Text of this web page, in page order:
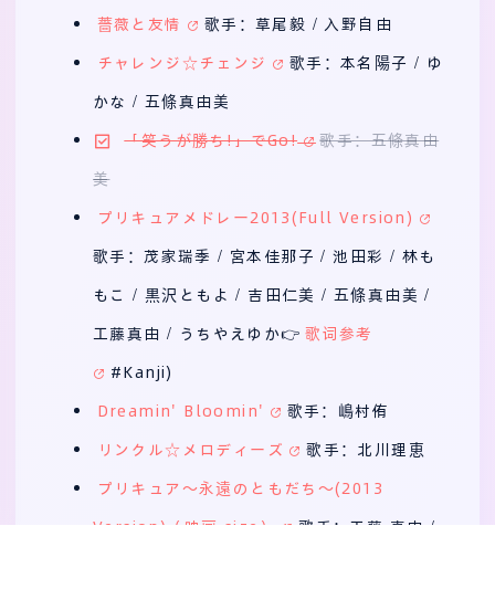
薔薇と友情
歌手：草尾毅 / 入野自由
チャレンジ☆チェンジ
歌手：本名陽子 / ゆ
かな / 五條真由美
「笑うが勝ち!」でGo!
歌手：五條真由
美
プリキュアメドレー2013(Full Version)
歌手：茂家瑞季 / 宮本佳那子 / 池田彩 / 林も
もこ / 黒沢ともよ / 吉田仁美 / 五條真由美 /
工藤真由 / うちやえゆか👉 歌词参考
#Kanji)
Dreamin' Bloomin'
歌手：嶋村侑
リンクル☆メロディーズ
歌手：北川理恵
プリキュア～永遠のともだち～(2013
Version)（映画 size）
歌手：工藤 真由 /